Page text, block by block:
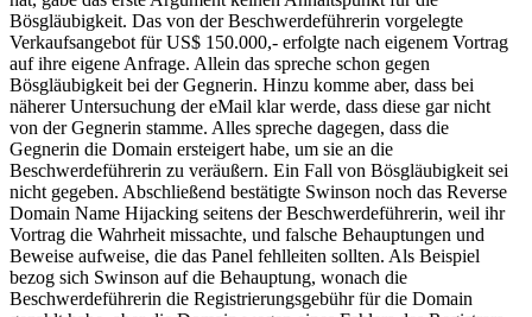
Bösgläubigkeit. Das von der Beschwerdeführerin vorgelegte
Verkaufsangebot für US$ 150.000,- erfolgte nach eigenem Vortrag
auf ihre eigene Anfrage. Allein das spreche schon gegen
Bösgläubigkeit bei der Gegnerin. Hinzu komme aber, dass bei
näherer Untersuchung der eMail klar werde, dass diese gar nicht
von der Gegnerin stamme. Alles spreche dagegen, dass die
Gegnerin die Domain ersteigert habe, um sie an die
Beschwerdeführerin zu veräußern. Ein Fall von Bösgläubigkeit sei
nicht gegeben. Abschließend bestätigte Swinson noch das Reverse
Domain Name Hijacking seitens der Beschwerdeführerin, weil ihr
Vortrag die Wahrheit missachte, und falsche Behauptungen und
Beweise aufweise, die das Panel fehlleiten sollten. Als Beispiel
bezog sich Swinson auf die Behauptung, wonach die
Beschwerdeführerin die Registrierungsgebühr für die Domain